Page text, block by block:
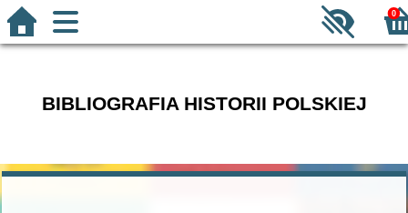
0
BIBLIOGRAFIA HISTORII POLSKIEJ